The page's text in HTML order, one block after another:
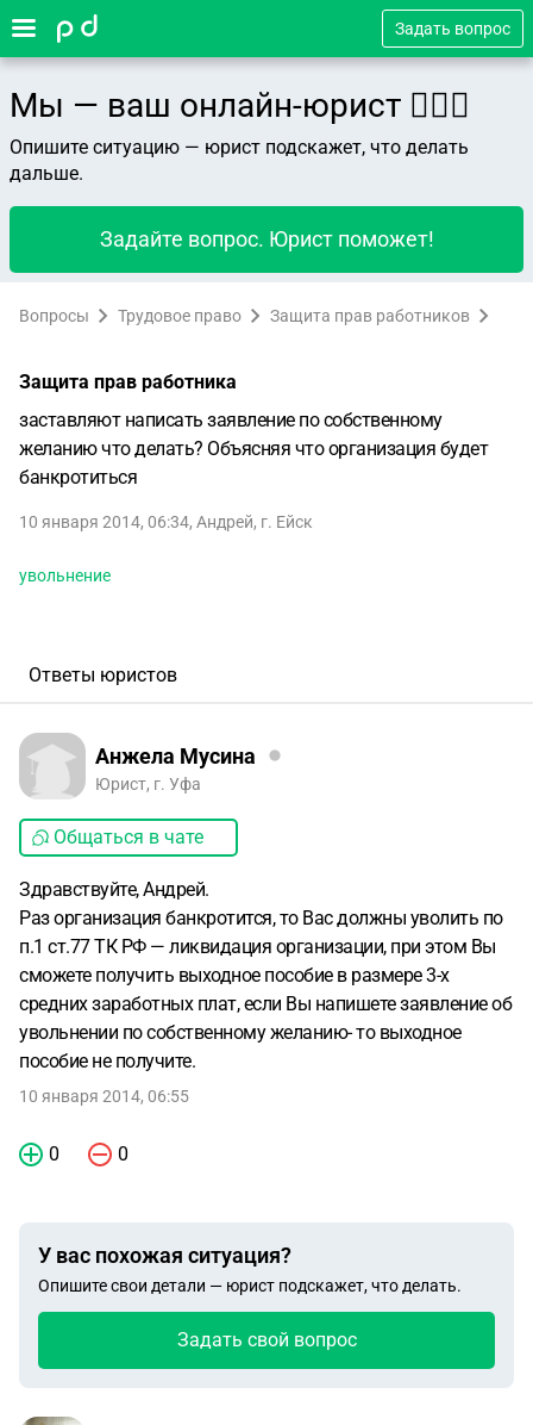
Задать вопрос
Мы — ваш онлайн-юрист 👨🏻‍⚖️
Опишите ситуацию — юрист подскажет, что делать
дальше.
Задайте вопрос. Юрист поможет!
Вопросы Трудовое право Защита прав работников
Защита прав работника
заставляют написать заявление по собственному
желанию что делать? Объясняя что организация будет
банкротиться
10 января 2014, 06:34, Андрей, г. Ейск
увольнение
Ответы юристов
Анжела Мусина
Юрист, г. Уфа
Общаться в чате
Здравствуйте, Андрей.
Раз организация банкротится, то Вас должны уволить по
п.1 ст.77 ТК РФ — ликвидация организации, при этом Вы
сможете получить выходное пособие в размере 3-х
средних заработных плат, если Вы напишете заявление об
увольнении по собственному желанию- то выходное
пособие не получите.
10 января 2014, 06:55
0 0
У вас похожая ситуация?
Опишите свои детали — юрист подскажет, что делать.
Задать свой вопрос